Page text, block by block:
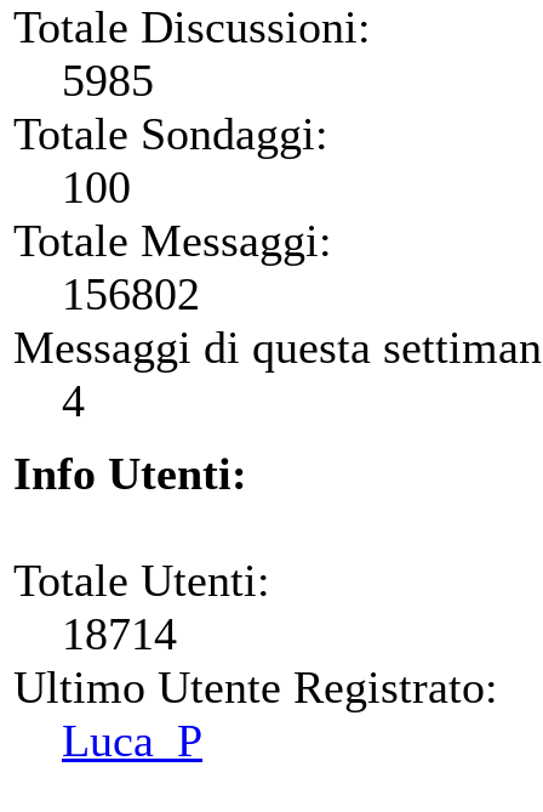
Totale Discussioni:
5985
Totale Sondaggi:
100
Totale Messaggi:
156802
Messaggi di questa
4
Info Utenti:
Totale Utenti:
18714
Ultimo Utente Registrato:
Luca_P